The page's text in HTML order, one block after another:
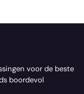
voor de beste
boordevol